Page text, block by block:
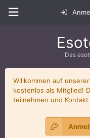
Das
Willkommen auf
kostenlos als Mitglied!
teilnehmen und